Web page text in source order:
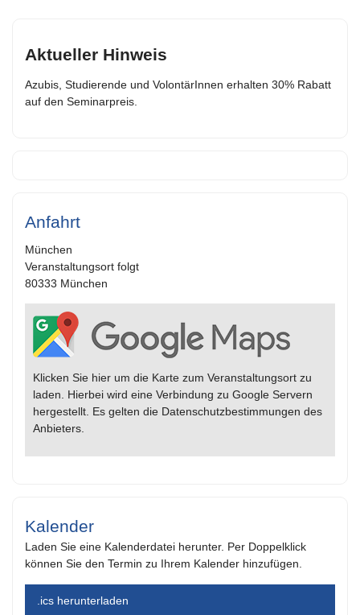
Aktueller Hinweis
Azubis, Studierende und VolontärInnen erhalten 30% Rabatt
auf den Seminarpreis.
Anfahrt
München
Veranstaltungsort folgt
80333 München
Klicken Sie hier um die Karte zum Veranstaltungsort zu
laden. Hierbei wird eine Verbindung zu Google Servern
hergestellt. Es gelten die Datenschutzbestimmungen des
Anbieters.
Kalender
Laden Sie eine Kalenderdatei herunter. Per Doppelklick
können Sie den Termin zu Ihrem Kalender hinzufügen.
.ics herunterladen